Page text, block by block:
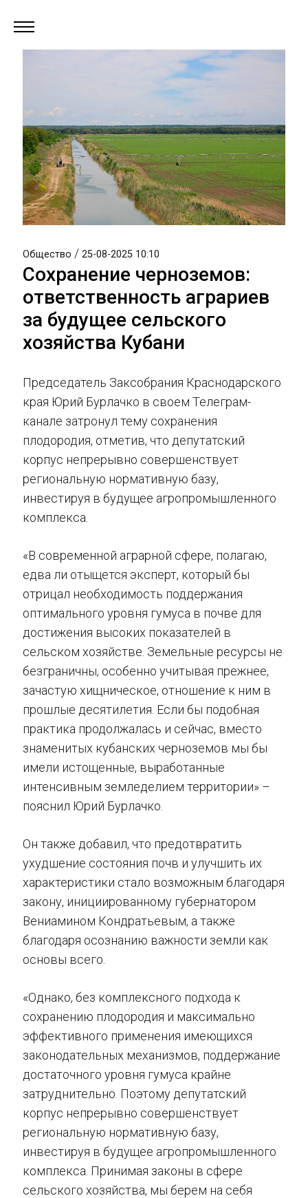
Общество / 25-08-2025 10:10
Сохранение черноземов:
ответственность аграриев
за будущее сельского
хозяйства Кубани
Председатель Заксобрания Краснодарского
края Юрий Бурлачко в своем Телеграм-
канале затронул тему сохранения
плодородия, отметив, что депутатский
корпус непрерывно совершенствует
региональную нормативную базу,
инвестируя в будущее агропромышленного
комплекса.
«В современной аграрной сфере, полагаю,
едва ли отыщется эксперт, который бы
отрицал необходимость поддержания
оптимального уровня гумуса в почве для
достижения высоких показателей в
сельском хозяйстве. Земельные ресурсы не
безграничны, особенно учитывая прежнее,
зачастую хищническое, отношение к ним в
прошлые десятилетия. Если бы подобная
практика продолжалась и сейчас, вместо
знаменитых кубанских черноземов мы бы
имели истощенные, выработанные
интенсивным земледелием территории» –
пояснил Юрий Бурлачко.
Он также добавил, что предотвратить
ухудшение состояния почв и улучшить их
характеристики стало возможным благодаря
закону, инициированному губернатором
Вениамином Кондратьевым, а также
благодаря осознанию важности земли как
основы всего.
«Однако, без комплексного подхода к
сохранению плодородия и максимально
эффективного применения имеющихся
законодательных механизмов, поддержание
достаточного уровня гумуса крайне
затруднительно. Поэтому депутатский
корпус непрерывно совершенствует
региональную нормативную базу,
инвестируя в будущее агропромышленного
комплекса. Принимая законы в сфере
сельского хозяйства, мы берем на себя